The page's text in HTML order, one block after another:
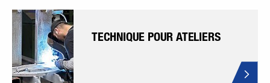
TECHNIQUE POUR ATELIERS